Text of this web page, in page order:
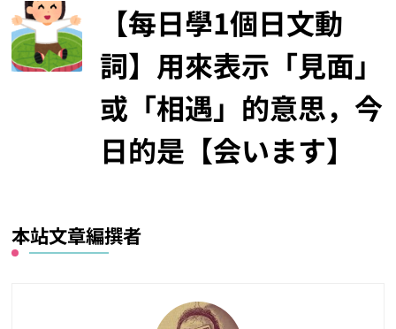
【每日學1個日文動
詞】用來表示「見面」
或「相遇」的意思，今
日的是【会います】
本站文章編撰者